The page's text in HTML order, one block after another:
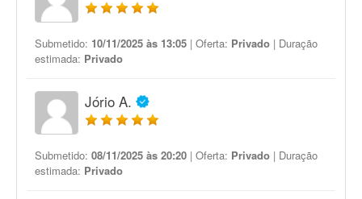
Submetido: 10/11/2025 às 13:05 | Oferta: Privado | Duração
estimada: Privado
Jório A.
Submetido: 08/11/2025 às 20:20 | Oferta: Privado | Duração
estimada: Privado